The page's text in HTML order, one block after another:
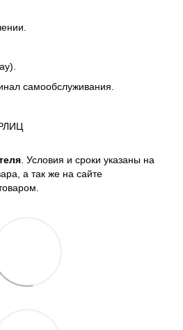
самообслуживания.
. Условия и сроки указаны на
а так же на сайте